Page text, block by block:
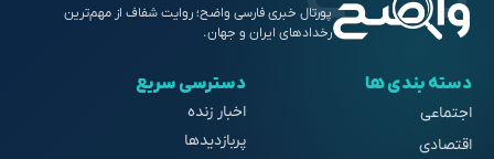
پورتال خبری فارسی واضح؛ روایت شفاف از مهم‌ترین
رخدادهای ایران و جهان.
دسته بندی ها
اجتماعی
اقتصادی
دسترسی سریع
اخبار زنده
پربازدیدها